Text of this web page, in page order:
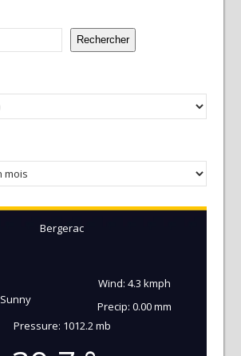
Rechercher
Bergerac
Sunny
Wind: 4.3 kmph
Precip: 0.00 mm
Pressure: 1012.2 mb